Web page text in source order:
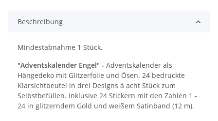
Beschreibung
Mindestabnahme 1 Stück.
"Adventskalender Engel" - Adventskalender als
Hängedeko mit Glitzerfolie und Ösen. 24 bedruckte
Klarsichtbeutel in drei Designs á acht Stück zum
Selbstbefüllen. Inklusive 24 Stickern mit den Zahlen 1 -
24 in glitzerndem Gold und weißem Satinband (12 m).